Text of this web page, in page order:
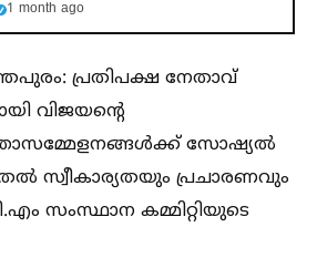
1 month ago
പ്രതിപക്ഷ നേതാവ്
വിജയന്റെ
സോഷ്യല്‍
സ്വീകാര്യതയും പ്രചാരണവും
സംസ്ഥാന കമ്മിറ്റിയുടെ